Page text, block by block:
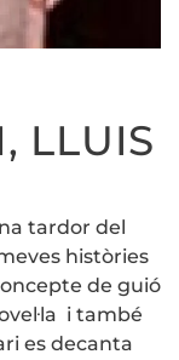
LLUIS
tardor del
històries
de guió
i també
es decanta